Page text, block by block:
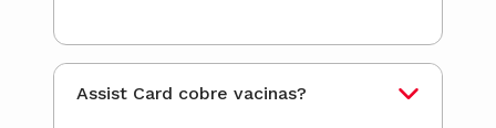
Assist Card cobre vacinas?